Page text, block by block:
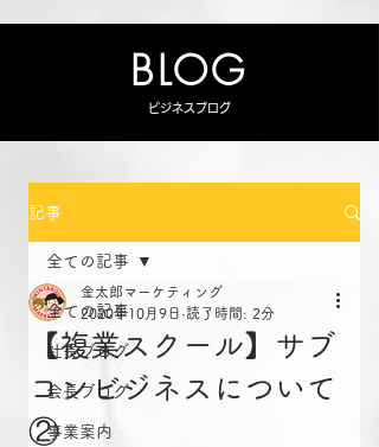
BLOG
ビジネスブログ
記事
全ての記事
社長ブログ
会長ブログ
事業案内
全ての記事
【複業スクール】サブ
コンビジネスについて
②
金太郎マーケティング
2020年10月9日 読了時間: 2分